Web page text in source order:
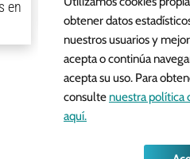
en
Telefónica?
obtener datos
nuestros usuarios y
acepta o continúa
acepta su uso. Para
consulte nuestra política
aquí.